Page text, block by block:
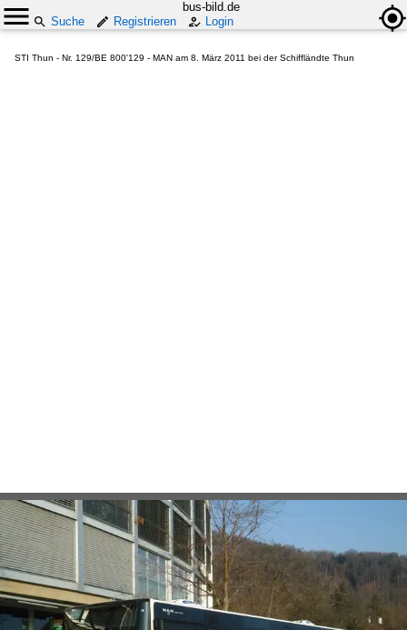
bus-bild.de
Suche
Registrieren Login
STI Thun - Nr. 129/BE 800'129 - MAN am 8. März 2011 bei der Schiffländte Thun